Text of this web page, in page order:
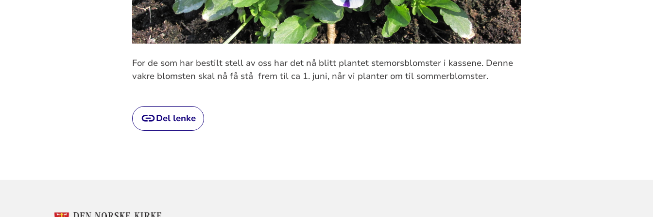
For de som har bestilt stell av oss har det nå blitt plantet stemorsblomster i kassene. Denne
vakre blomsten skal nå få stå frem til ca 1. juni, når vi planter om til sommerblomster.
Del lenke